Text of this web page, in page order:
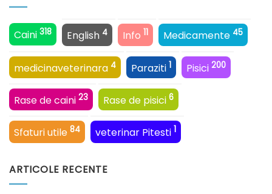
Caini 318 English 4 Info 11 Medicamente 45
medicinaveterinara 4 Paraziti 1 Pisici 200
Rase de caini 23 Rase de pisici 6
Sfaturi utile 84 veterinar Pitesti 1
ARTICOLE RECENTE